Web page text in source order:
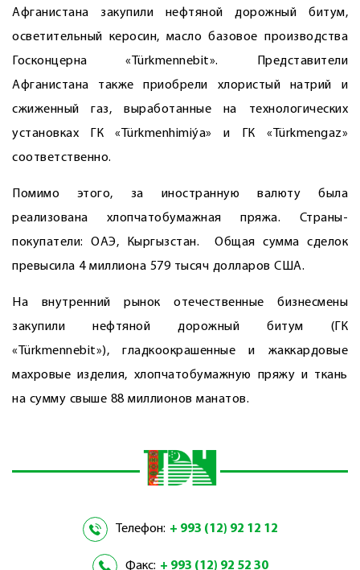
Афганистана закупили нефтяной дорожный битум,
осветительный керосин, масло базовое производства
Госконцерна «Türkmennebit». Представители
Афганистана также приобрели хлористый натрий и
сжиженный газ, выработанные на технологических
установках ГК «Türkmenhimiýa» и ГК «Türkmengaz»
соответственно.
Помимо этого, за иностранную валюту была
реализована хлопчатобумажная пряжа. Страны-
покупатели: ОАЭ, Кыргызстан. Общая сумма сделок
превысила 4 миллиона 579 тысяч долларов США.
На внутренний рынок отечественные бизнесмены
закупили нефтяной дорожный битум (ГК
«Türkmennebit»), гладкоокрашенные и жаккардовые
махровые изделия, хлопчатобумажную пряжу и ткань
на сумму свыше 88 миллионов манатов.
Телефон: + 993 (12) 92 12 12
Факс: + 993 (12) 92 52 30